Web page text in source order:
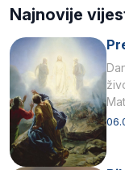
Najnovije